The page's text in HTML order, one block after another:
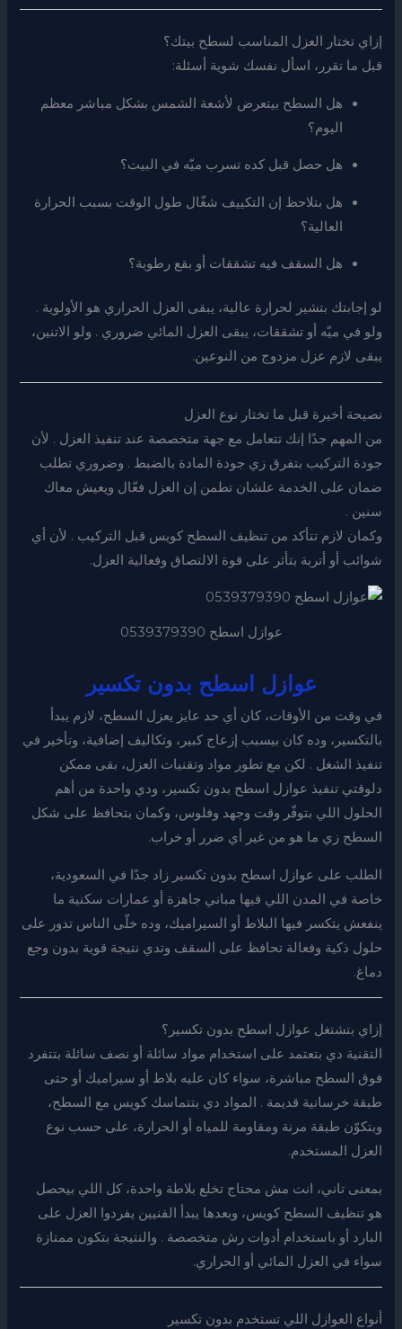
إزاي تختار العزل المناسب لسطح بيتك؟
قبل ما تقرر، اسأل نفسك شوية أسئلة:
هل السطح بيتعرض لأشعة الشمس بشكل مباشر معظم
اليوم؟
هل حصل قبل كده تسرب ميّه في البيت؟
هل بتلاحظ إن التكييف شغّال طول الوقت بسبب الحرارة
العالية؟
هل السقف فيه تشققات أو بقع رطوبة؟
لو إجابتك بتشير لحرارة عالية، يبقى العزل الحراري هو الأولوية .
ولو في ميّه أو تشققات، يبقى العزل المائي ضروري . ولو الاتنين،
يبقى لازم عزل مزدوج من النوعين.
نصيحة أخيرة قبل ما تختار نوع العزل
من المهم جدًا إنك تتعامل مع جهة متخصصة عند تنفيذ العزل . لأن
جودة التركيب بتفرق زي جودة المادة بالضبط . وضروري تطلب
ضمان على الخدمة علشان تطمن إن العزل فعّال ويعيش معاك
سنين .
وكمان لازم تتأكد من تنظيف السطح كويس قبل التركيب . لأن أي
شوائب أو أتربة بتأثر على قوة الالتصاق وفعالية العزل.
عوازل اسطح 0539379390
عوازل اسطح بدون تكسير
في وقت من الأوقات، كان أي حد عايز يعزل السطح، لازم يبدأ
بالتكسير، وده كان بيسبب إزعاج كبير، وتكاليف إضافية، وتأخير في
تنفيذ الشغل . لكن مع تطور مواد وتقنيات العزل، بقى ممكن
دلوقتي تنفيذ عوازل اسطح بدون تكسير، ودي واحدة من أهم
الحلول اللي بتوفّر وقت وجهد وفلوس، وكمان بتحافظ على شكل
السطح زي ما هو من غير أي ضرر أو خراب.
الطلب على عوازل اسطح بدون تكسير زاد جدًا في السعودية،
خاصة في المدن اللي فيها مباني جاهزة أو عمارات سكنية ما
ينفعش يتكسر فيها البلاط أو السيراميك، وده خلّى الناس تدور على
حلول ذكية وفعالة تحافظ على السقف وتدي نتيجة قوية بدون وجع
دماغ.
إزاي بتشتغل عوازل اسطح بدون تكسير؟
التقنية دي بتعتمد على استخدام مواد سائلة أو نصف سائلة بتتفرد
فوق السطح مباشرة، سواء كان عليه بلاط أو سيراميك أو حتى
طبقة خرسانية قديمة . المواد دي بتتماسك كويس مع السطح،
وبتكوّن طبقة مرنة ومقاومة للمياه أو الحرارة، على حسب نوع
العزل المستخدم.
بمعنى تاني، انت مش محتاج تخلع بلاطة واحدة، كل اللي بيحصل
هو تنظيف السطح كويس، وبعدها يبدأ الفنيين يفردوا العزل على
البارد أو باستخدام أدوات رش متخصصة . والنتيجة بتكون ممتازة
سواء في العزل المائي أو الحراري.
أنواع العوازل اللي تستخدم بدون تكسير